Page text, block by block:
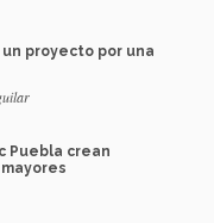
un proyecto por una
Puebla crean